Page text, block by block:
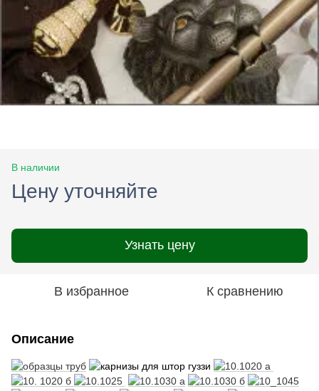
В наличии
Цену уточняйте
Узнать цену
В избранное К сравнению
Описание